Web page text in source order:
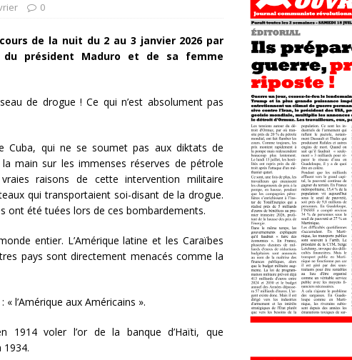
0
de la nuit du 2 au 3 janvier 2026 par
du président Maduro et de sa femme
de drogue ! Ce qui n’est absolument pas
Cuba, qui ne se soumet pas aux diktats de
main sur les immenses réserves de pétrole
raisons de cette intervention militaire
qui transportaient soi-disant de la drogue.
ont été tuées lors de ces bombardements.
entier. L’Amérique latine et les Caraïbes
pays sont directement menacés comme la
l’Amérique aux Américains ».
1914 voler l’or de la banque d’Haïti, que
1934.